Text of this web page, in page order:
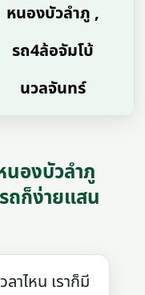
หนองบัวลำภู ,
รถ4ล้อจัมโบ้
นวลจันทร์
นองบัวลำภู
ถก็ง่ายแสน
าไหน เราก็มี